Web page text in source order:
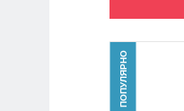
ПОПУЛЯРНО